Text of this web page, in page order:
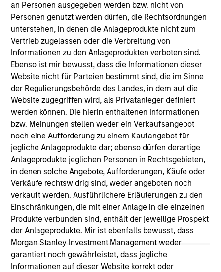
an Personen ausgegeben werden bzw. nicht von
Personen genutzt werden dürfen, die Rechtsordnungen
unterstehen, in denen die Anlageprodukte nicht zum
Vertrieb zugelassen oder die Verbreitung von
Informationen zu den Anlageprodukten verboten sind.
Ebenso ist mir bewusst, dass die Informationen dieser
Website nicht für Parteien bestimmt sind, die im Sinne
der Regulierungsbehörde des Landes, in dem auf die
Website zugegriffen wird, als Privatanleger definiert
werden können. Die hierin enthaltenen Informationen
bzw. Meinungen stellen weder ein Verkaufsangebot
noch eine Aufforderung zu einem Kaufangebot für
jegliche Anlageprodukte dar; ebenso dürfen derartige
Anlageprodukte jeglichen Personen in Rechtsgebieten,
in denen solche Angebote, Aufforderungen, Käufe oder
Verkäufe rechtswidrig sind, weder angeboten noch
verkauft werden. Ausführlichere Erläuterungen zu den
Einschränkungen, die mit einer Anlage in die einzelnen
Produkte verbunden sind, enthält der jeweilige Prospekt
der Anlageprodukte. Mir ist ebenfalls bewusst, dass
Morgan Stanley Investment Management weder
garantiert noch gewährleistet, dass jegliche
Informationen auf dieser Website korrekt oder
Investment Team
Morgan Stanley Expansion Capital
As of July 25, 2025. The above is provided for informational
and educational purposes only. There is no guarantee that
the investment mentioned resulted in positive performance
(for realized holdings), or will perform well in the future (for
current holdings). The trademarks and service marks above
are the property of their respective owners. The information
on this website has not been authorized, sponsored, or
otherwise approved by such owners. By clicking on any
links shown here, you agree that you are navigating to a
third party site. We are providing these hyperlinks to you
only as a convenience and the inclusion of any hyperlink is
not and does not imply any endorsement, approval,
investigation, verification or monitoring by us of any
information contained in any hyperlinked site. In no event
shall we be responsible for the information contained on
the site or your use of such site.